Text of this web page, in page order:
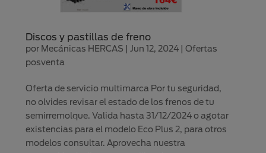
Discos y pastillas de freno
por Mecánicas HERCAS |Jun 12, 2024 |Ofertas
posventa
Oferta de servicio multimarca Por tu seguridad,
no olvides revisar el estado de los frenos de tu
semirremolque. Valida hasta 31/12/2024 o agotar
existencias para el modelo Eco Plus 2, para otros
modelos consultar. Aprovecha nuestra